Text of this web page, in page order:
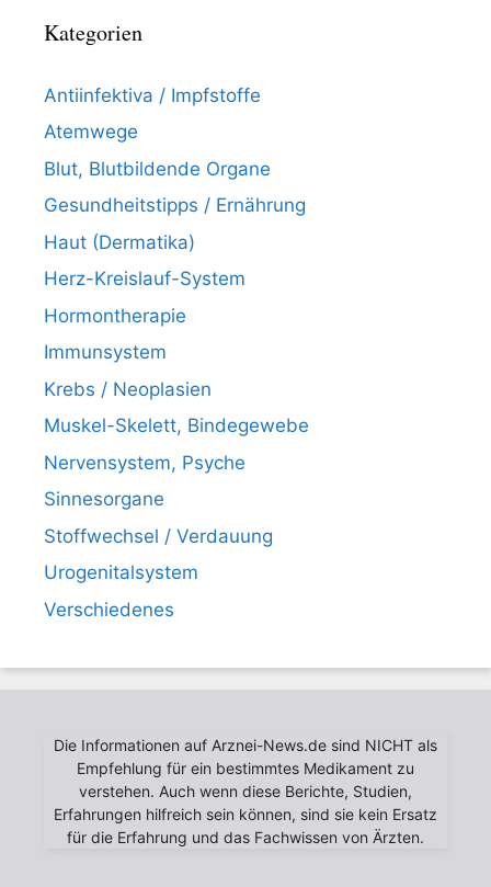
Kategorien
Antiinfektiva / Impfstoffe
Atemwege
Blut, Blutbildende Organe
Gesundheitstipps / Ernährung
Haut (Dermatika)
Herz-Kreislauf-System
Hormontherapie
Immunsystem
Krebs / Neoplasien
Muskel-Skelett, Bindegewebe
Nervensystem, Psyche
Sinnesorgane
Stoffwechsel / Verdauung
Urogenitalsystem
Verschiedenes
Die Informationen auf Arznei-News.de sind NICHT als
Empfehlung für ein bestimmtes Medikament zu
verstehen. Auch wenn diese Berichte, Studien,
Erfahrungen hilfreich sein können, sind sie kein Ersatz
für die Erfahrung und das Fachwissen von Ärzten.